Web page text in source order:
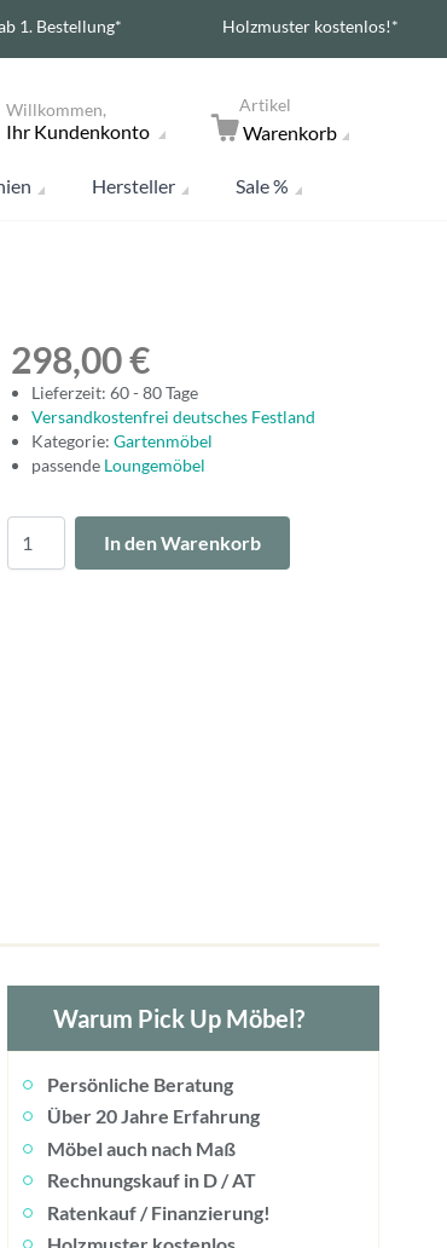
1. Bestellung* Holzmuster kostenlos!*
Willkommen,
Ihr Kundenkonto
Artikel
Warenkorb
Hersteller Sale %
298,00 €
Lieferzeit: 60 - 80 Tage
Versandkostenfrei deutsches Festland
Kategorie: Gartenmöbel
passende Loungemöbel
In den Warenkorb
Warum Pick Up Möbel?
Persönliche Beratung
Über 20 Jahre Erfahrung
Möbel auch nach Maß
Rechnungskauf in D / AT
Ratenkauf / Finanzierung!